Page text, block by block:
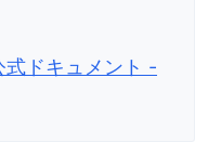
ドキュメント -